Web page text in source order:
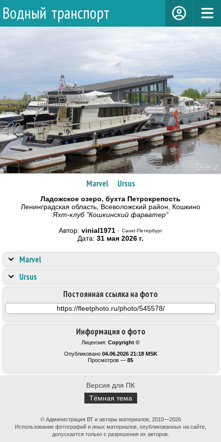
Водный транспорт
Marvel· Ursus
Ладожское озеро, бухта Петрокрепость
Ленинградская область, Всеволожский район, Кошкино
Яхт-клуб "Кошкинский фарватер"
Автор: vinial1971 · Санкт-Петербург
Дата: 31 мая 2026 г.
Информация о фото
Лицензия: Copyright ©
Опубликовано 04.06.2026 21:18 MSK
Просмотров — 85
Постоянная ссылка на фото
Marvel
Ursus
Версия для ПК
Тёмная тема
© Администрация ВТ и авторы материалов, 2010—2026
Использование фотографий и иных материалов, опубликованных на сайте,
допускается только с разрешения их авторов.